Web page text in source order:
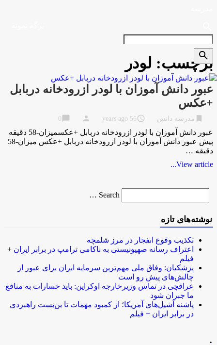
برچسب: لودر
عبور دانش آموزان با لودر ازرودخانه دربابل
+عکس
مدرسه دانش access_time
56 years ago
person
chat_bubble
عبور دانش آموزان با لودر ازرودخانه دربابل +عکسمیزان-58 دقیقه
پیش عبور دانش آموزان با لودر ازرودخانه دربابل +عکس میزان-58
دقیقه …
View article...
for
Search …
search
نوشته‌های تازه
تکذیب وقوع انفجار در مرز شلمچه
اعتراف رسانه صهیونیستی به ناکامی ترامپ در برابر ایران +
فیلم
پزشکیان: وفاق ملی مهم‌ترین سرمایه ایران برای عبور از
چالش‌های پیش رو است
عراقچی در تماس وزیرخارجه اوکراین: باید خسارات به منافع
ما جبران شود
پاشنه آشیل‌های آمریکا؛ از کمبود مهمات تا بن‌بست راهبردی
در برابر ایران + فیلم